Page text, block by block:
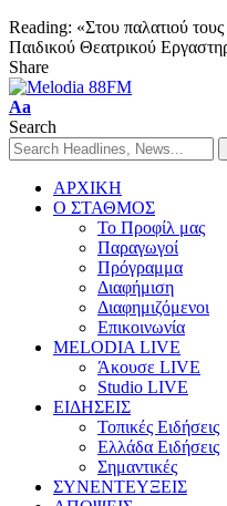
Reading: «Στου παλατιού
Παιδικού Θεατρικού
Share
Aa
Search
ΑΡΧΙΚΗ
Ο ΣΤΑΘΜΟΣ
Το Προφίλ μας
Παραγωγοί
Πρόγραμμα
Διαφήμιση
Διαφημιζόμενοι
Επικοινωνία
MELODIA LIVE
Άκουσε LIVE
Studio LIVE
ΕΙΔΗΣΕΙΣ
Τοπικές Ειδήσεις
Ελλάδα Ειδήσεις
Σημαντικές
ΣΥΝΕΝΤΕΥΞΕΙΣ